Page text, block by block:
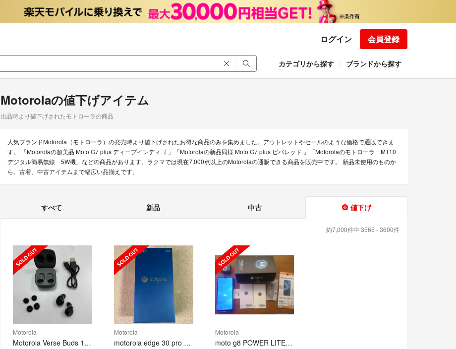
ログイン 会員登録
カテゴリから探す ブランドから探す
Motorolaの値下げアイテム
出品時より値下げされたモトローラの商品
人気ブランドMotorola（モトローラ）の発売時より値下げされたお得な商品のみを集めました。アウトレットやセールのような価格で通販できま
す。 「Motorolaの超美品 Moto G7 plus ディープインディゴ 」「Motorolaの新品同様 Moto G7 plus ビバレッド 」「Motorolaのモトローラ MT10
デジタル簡易無線 5W機」などの商品があります。ラクマでは現在7,000点以上のMotorolaの通販できる商品を販売中です。 新品未使用のものか
ら、古着、中古アイテムまで幅広い品揃えです。
すべて 新品 中古 値下げ
約7,000件中 3565 - 3600件
Motorola
Motorola Verse Buds 100 ワイヤレスイヤホン
Motorola
motorola edge 30 pro SIMフリー コスモブルー
Motorola
moto g8 POWER LITE (SIMフリー)